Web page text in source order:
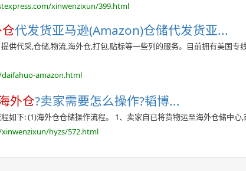
xinwenzixun/399.html
代发货亚马逊(Amazon)仓储代发货亚...
供代采,仓储,物流,海外仓,打包,贴标等一些列的服务。目前拥有美国专
amazon.html
外仓?卖家需要怎么操作?韬博...
如下: (1)海外仓仓储操作流程。 1、卖家自已将货物运至海外仓储中
hyzs/572.html